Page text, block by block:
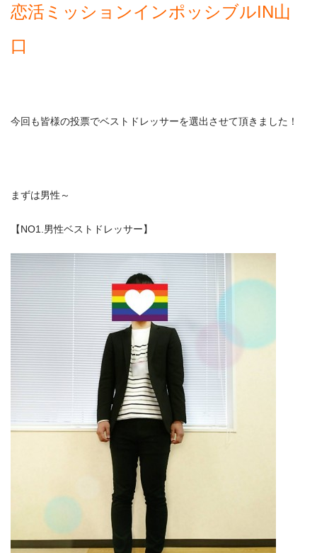
恋活ミッションインポッシブルIN山
口
今回も皆様の投票でベストドレッサーを選出させて頂きました！
まずは男性～
【NO1.男性ベストドレッサー】